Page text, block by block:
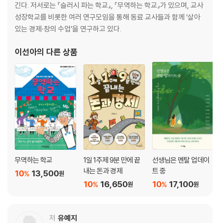
긴다. 저서로는 『슬러시 파는 학교』, 『무역하는 학교』가 있으며, 교사
성장학교를 비롯한 여러 연구모임을 통해 동료 교사들과 함께 ‘살아
있는 경제·창의 수업’을 연구하고 있다.
이선아의 다른 상품
무역하는 학교
13,500원
10%
1일 1주제 9분 만에 끝
내는 돈과 경제
16,650원
10%
선생님은 멘탈 업데이
트 중
17,100원
10%
저 유예지